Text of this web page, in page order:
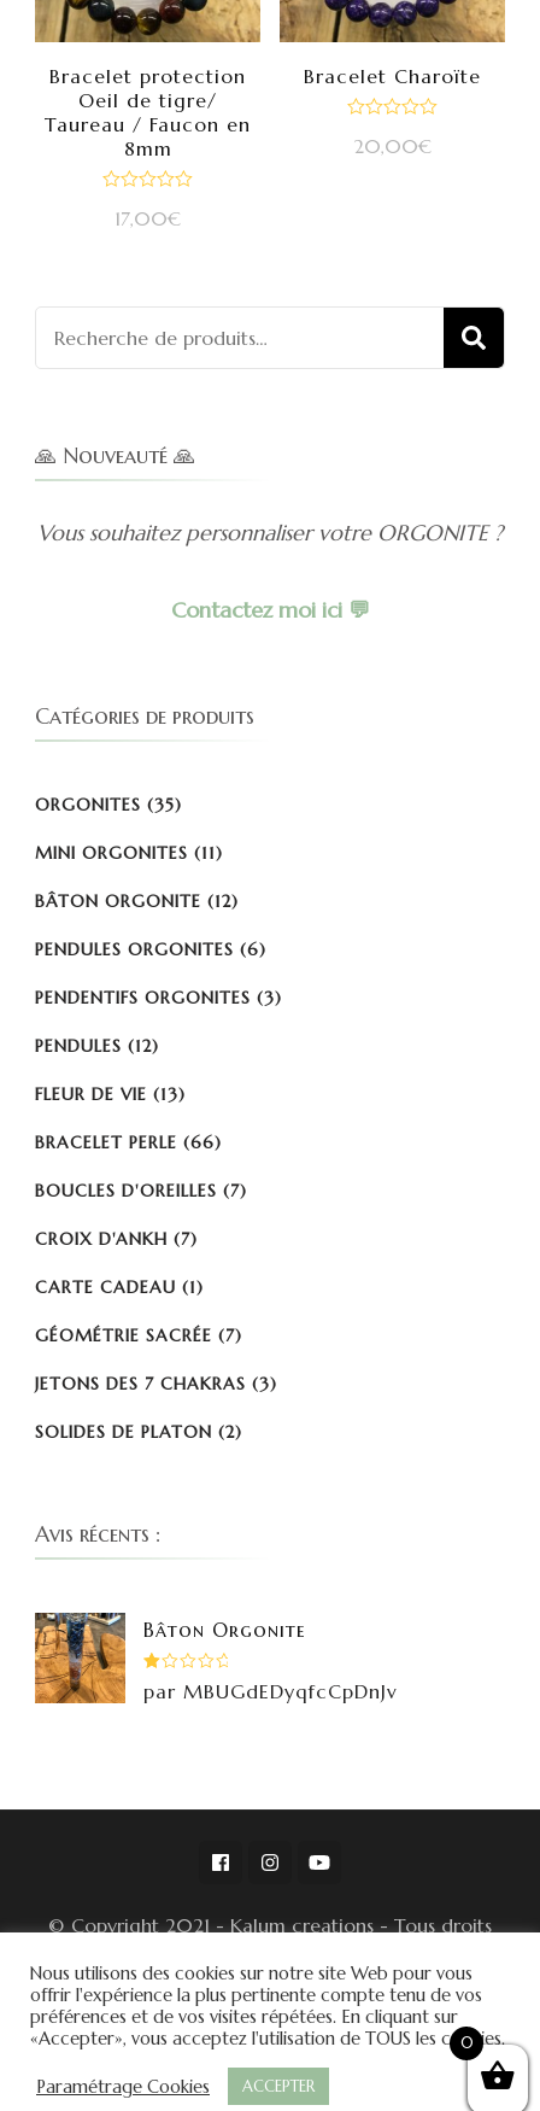
Bracelet protection
Oeil de tigre/
Taureau / Faucon en
8mm
17,00€
Bracelet Charoïte
020,00€
pour :
🙏 Nouveauté 🙏
Vous souhaitez personnaliser votre ORGONITE ?
Contactez moi ici 💬
Catégories de produits
ORGONITES (35)
MINI ORGONITES (11)
BÂTON ORGONITE (12)
PENDULES ORGONITES (6)
PENDENTIFS ORGONITES (3)
PENDULES (12)
FLEUR DE VIE (13)
BRACELET PERLE (66)
BOUCLES D'OREILLES (7)
CROIX D'ANKH (7)
CARTE CADEAU (1)
GÉOMÉTRIE SACRÉE (7)
JETONS DES 7 CHAKRAS (3)
SOLIDES DE PLATON (2)
Avis récents :
Bâton Orgonite
1
par MBUGdEDyqfcCpDnJv
© Copyright 2021 - Kalum creations - Tous droits
© Conditions Générales de Ventes
Blossom Spa | Développé parBlossom
Politique de
confidentialité
Nous utilisons des cookies sur notre site Web pour vous
offrir l'expérience la plus pertinente compte tenu de vos
préférences et de vos visites répétées. En cliquant sur
«Accepter», vous acceptez l'utilisation de TOUS les cookies.
Paramétrage Cookies ACCEPTER
0